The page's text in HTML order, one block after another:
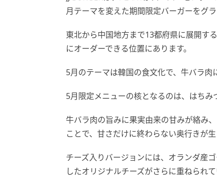
月テーマを変えた期間限定バーガーをグ
東北から中国地方まで13都府県に展開す
にオーダーできる位置にあります。
5月のテーマは韓国の食文化で、牛バラ肉
5月限定メニューの核となるのは、はちみ
牛バラ肉の旨みに果実由来の甘みが絡み
ことで、甘さだけに終わらない奥行きが生
チーズ入りバージョンには、オランダ産
したオリジナルチーズがさらに重ねられて